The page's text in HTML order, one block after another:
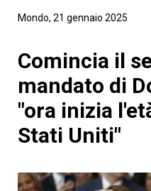
Mondo, 21 gennaio 2025
Comincia il
mandato di
"ora inizia
Stati Uniti"